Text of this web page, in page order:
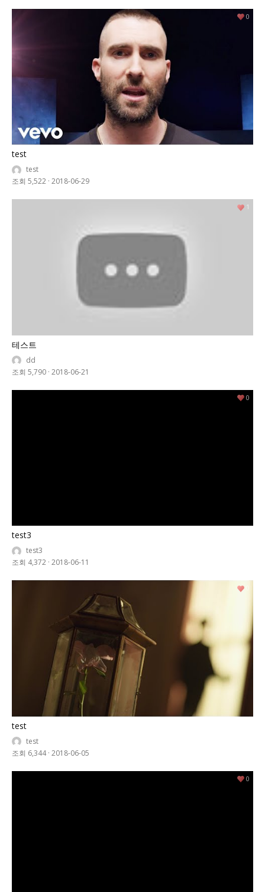
test
test
조회 5,522 · 2018-06-29
0
테스트
dd
조회 5,790 · 2018-06-21
1
test3
test3
조회 4,372 · 2018-06-11
0
test
test
조회 6,344 · 2018-06-05
0